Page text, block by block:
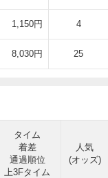
1,150円 4
8,030円 25
タイム
着差
通過順位
上3Fタイム
人気
(オッズ)